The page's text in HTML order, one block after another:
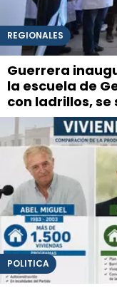
REGIONALES
Guerrera
la escuela de
con ladrillos,
POLITICA